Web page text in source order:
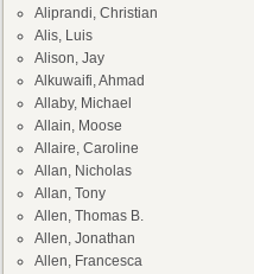
Aliprandi, Christian
Alis, Luis
Alison, Jay
Alkuwaifi, Ahmad
Allaby, Michael
Allain, Moose
Allaire, Caroline
Allan, Nicholas
Allan, Tony
Allen, Thomas B.
Allen, Jonathan
Allen, Francesca